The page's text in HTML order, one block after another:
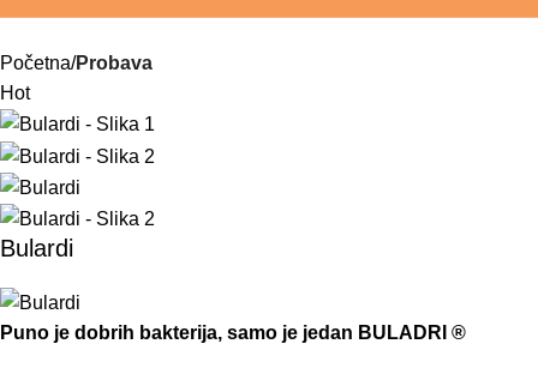
Početna Probava
Hot
Bulardi
Puno je dobrih bakterija, samo je jedan BULADRI ®